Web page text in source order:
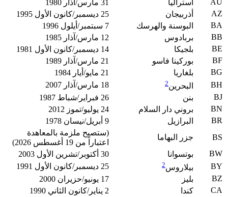
AU
أستراليا
31 مارس/آذار 1980
AZ
أذربيجان
25 ديسمبر/كانون الأول 1995
BA
البوسنة والهرسك
7 سبتمبر/أيلول 1996
BB
بربادوس
12 مارس/آذار 1985
BE
بلجيكا
14 ديسمبر/كانون الأول 1981
BF
بوركينا فاسو
21 مارس/آذار 1989
BG
بلغاريا
21 مايو/أيار 1984
BH
البحرين2
18 مارس/آذار 2007
BJ
بنن
26 فبراير/شباط 1987
BN
بروني دار السلام
24 يوليو/تموز 2012
BR
البرازيل
9 أبريل/نيسان 1978
BS
جزر البهاما
(ستصبح ملزمة بالمعاهدة
اعتباراً من 19 أغسطس 2026)
BW
بوتسوانا
30 أكتوبر/تشرين الأول 2003
BY
بيلاروس2
25 ديسمبر/كانون الأول 1991
BZ
بليز
17 يونيو/حزيران 2000
CA
كندا
2 يناير/كانون الثاني 1990